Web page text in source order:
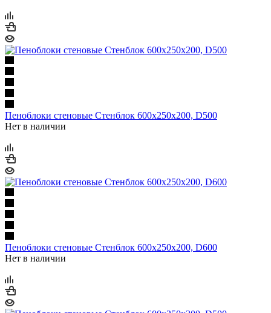
Пеноблоки стеновые Стенблок 600х250х200, D500
Нет в наличии
Пеноблоки стеновые Стенблок 600х250х200, D600
Нет в наличии